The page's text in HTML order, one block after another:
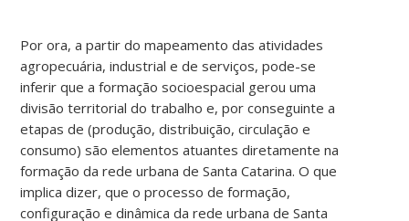
Por ora, a partir do mapeamento das atividades
agropecuária, industrial e de serviços, pode-se
inferir que a formação socioespacial gerou uma
divisão territorial do trabalho e, por conseguinte a
etapas de (produção, distribuição, circulação e
consumo) são elementos atuantes diretamente na
formação da rede urbana de Santa Catarina. O que
implica dizer, que o processo de formação,
configuração e dinâmica da rede urbana de Santa